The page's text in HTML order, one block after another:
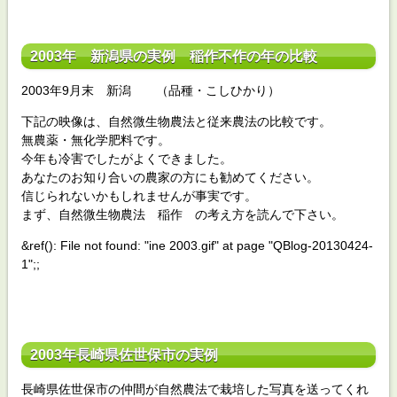
2003年 新潟県の実例 稲作不作の年の比較
2003年9月末 新潟 （品種・こしひかり）
下記の映像は、自然微生物農法と従来農法の比較です。
無農薬・無化学肥料です。
今年も冷害でしたがよくできました。
あなたのお知り合いの農家の方にも勧めてください。
信じられないかもしれませんが事実です。
まず、自然微生物農法 稲作 の考え方を読んで下さい。
&ref(): File not found: "ine 2003.gif" at page "QBlog-20130424-
1";;
2003年長崎県佐世保市の実例
長崎県佐世保市の仲間が自然農法で栽培した写真を送ってくれ